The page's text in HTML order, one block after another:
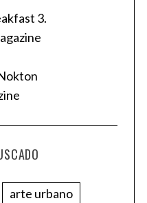
arte urbano